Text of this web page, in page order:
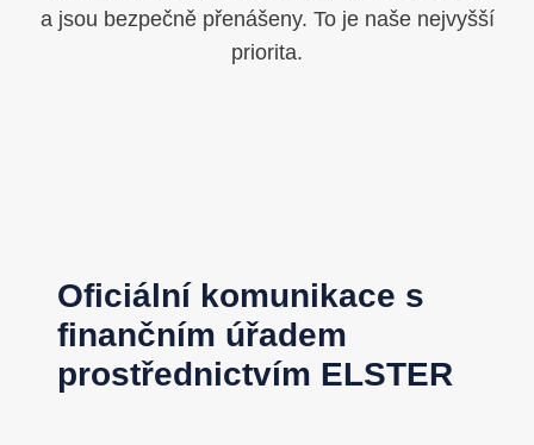
a jsou bezpečně přenášeny. To je naše nejvyšší
priorita.
Oficiální komunikace s
finančním úřadem
prostřednictvím ELSTER